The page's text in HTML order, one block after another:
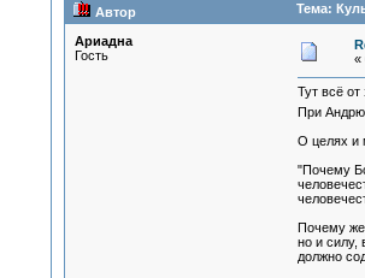
Автор Тема:
Ариадна
Гость
«
Тут всё
При
О целях и
"Почему
Почему же
но и силу,
должно